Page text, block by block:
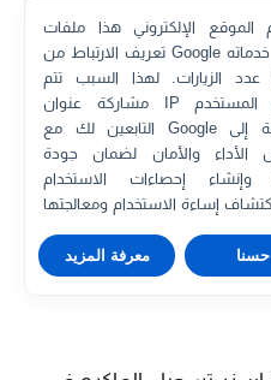
بعد الانتهاء من عملية
اليك 3 طرق:
الموجود في الشريط
والذي تم شرحه في
الزر تنتهي عملية
الموقع الإلكتروني هذا ملفات
تعريف الارتباط من Google لتقديم خدماته
عدد الزيارات. لهذا السبب تتم
مشاركة عنوان IP ووكيل المستخدم
التابعين لك مع Google بالإضافة إلى
الأداء والأمان لضمان جودة
وإنشاء إحصاءات الاستخدام
معرفة المزيد حسنا